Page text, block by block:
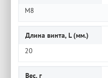
M8
Длина винта, L (мм.)
20
Вес, г